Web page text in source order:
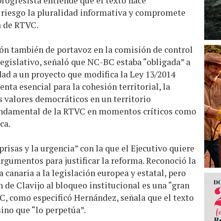
riesgo la pluralidad informativa y compromete
RTVC.
también de portavoz en la comisión de control
señaló que NC-BC estaba “obligada” a
a un proyecto que modifica la Ley 13/2014
esencial para la cohesión territorial, la
democráticos en un territorio
de la RTVC en momentos críticos como
y la urgencia” con la que el Ejecutivo quiere
para justificar la reforma. Reconoció la
canaria a la legislación europea y estatal, pero
de Clavijo al bloqueo institucional es una “gran
como especificó Hernández, señala que el texto
que “lo perpetúa”.